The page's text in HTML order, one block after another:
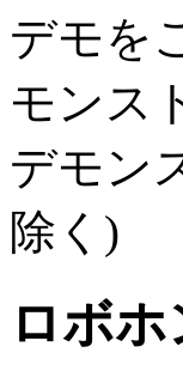
デモを
モンス
デモン
除く)
ロボ